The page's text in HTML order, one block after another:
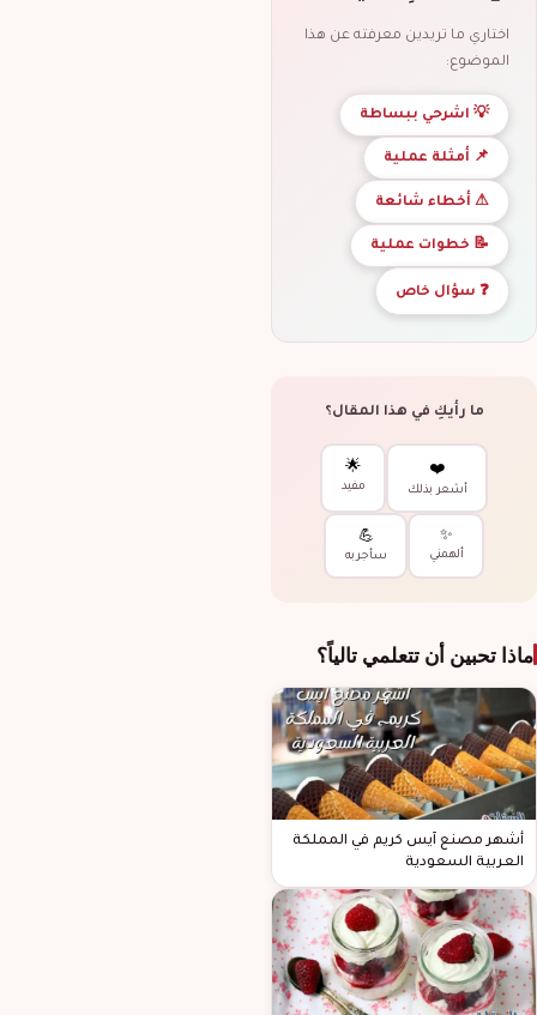
اختاري ما تريدين معرفته عن هذا
الموضوع:
💡 اشرحي ببساطة
📌 أمثلة عملية
⚠ أخطاء شائعة
📝 خطوات عملية
❓ سؤال خاص
ما رأيكِ في هذا المقال؟
❤️
أشعر بذلك
🌟
مفيد
✨
ألهمني
💪
سأجربه
ماذا تحبين أن تتعلمي تالياً؟
أشهر مصنع آيس كريم في المملكة
العربية السعودية